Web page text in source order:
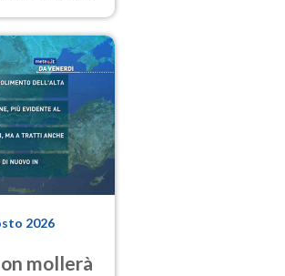
di
2026
mollerà